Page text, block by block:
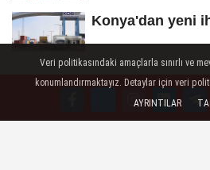
Konya'dan yeni
Veri politikasındaki amaçlarla sınırlı ve
konumlandırmaktayız. Detaylar için veri
AYRINTILAR